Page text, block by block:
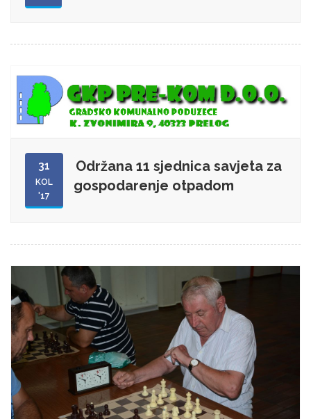
31
KOL
'17
Održana 11 sjednica savjeta za
gospodarenje otpadom